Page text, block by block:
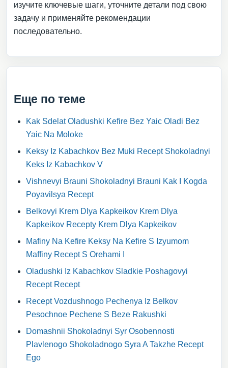
изучите ключевые шаги, уточните детали под свою
задачу и применяйте рекомендации
последовательно.
Еще по теме
Kak Sdelat Oladushki Kefire Bez Yaic Oladi Bez
Yaic Na Moloke
Keksy Iz Kabachkov Bez Muki Recept Shokoladnyi
Keks Iz Kabachkov V
Vishnevyi Brauni Shokoladnyi Brauni Kak I Kogda
Poyavilsya Recept
Belkovyi Krem Dlya Kapkeikov Krem Dlya
Kapkeikov Recepty Krem Dlya Kapkeikov
Mafiny Na Kefire Keksy Na Kefire S Izyumom
Maffiny Recept S Orehami I
Oladushki Iz Kabachkov Sladkie Poshagovyi
Recept Recept
Recept Vozdushnogo Pechenya Iz Belkov
Pesochnoe Pechene S Beze Rakushki
Domashnii Shokoladnyi Syr Osobennosti
Plavlenogo Shokoladnogo Syra A Takzhe Recept
Ego